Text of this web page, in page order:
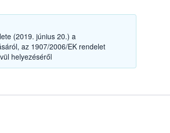
(2019. június 20.) a
az 1907/2006/EK rendelet
helyezéséről